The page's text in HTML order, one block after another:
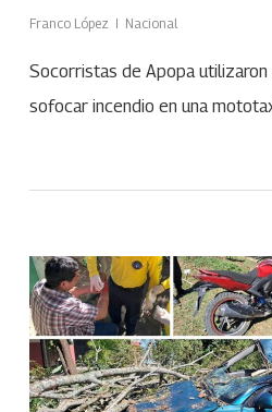
Franco López Nacional
Socorristas de Apopa
sofocar incendio en una